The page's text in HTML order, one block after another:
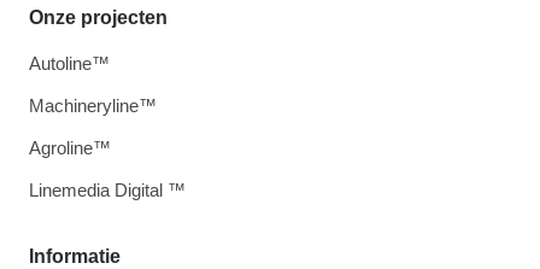
Informatie
Onze projecten
Autoline™
Machineryline™
Agroline™
Linemedia Digital ™